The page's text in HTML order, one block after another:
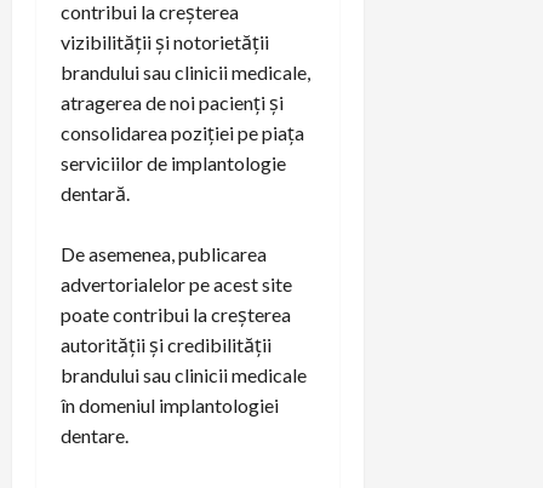
contribui la creșterea
vizibilității și notorietății
brandului sau clinicii medicale,
atragerea de noi pacienți și
consolidarea poziției pe piața
serviciilor de implantologie
dentară.
De asemenea, publicarea
advertorialelor pe acest site
poate contribui la creșterea
autorității și credibilității
brandului sau clinicii medicale
în domeniul implantologiei
dentare.